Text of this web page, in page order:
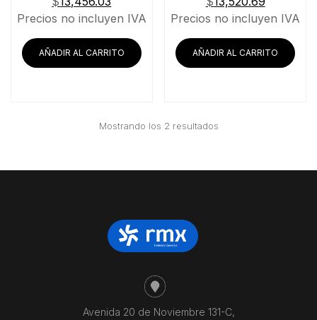
Precios no incluyen IVA
AÑADIR AL CARRITO
Precios no incluyen IVA
AÑADIR AL CARRITO
Mostrando los 2 resultadosOrdenado
Avenida 20 de Noviembre 131-C,